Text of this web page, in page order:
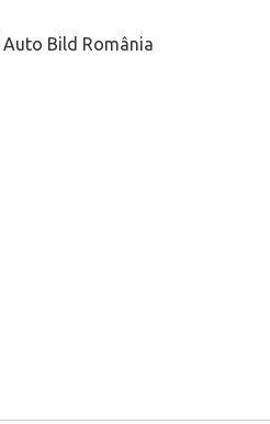
Bild România